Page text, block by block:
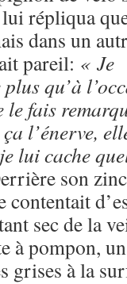
répliqua
dans un
pareil: « Je
plus qu’à
le fais
l’énerve,
lui cache
son
contentait
sec de la
à pompon,
grises à la